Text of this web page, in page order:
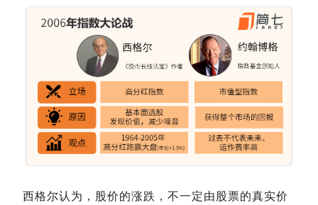
西格尔认为，股价的涨跌，不一定由股票的真实价